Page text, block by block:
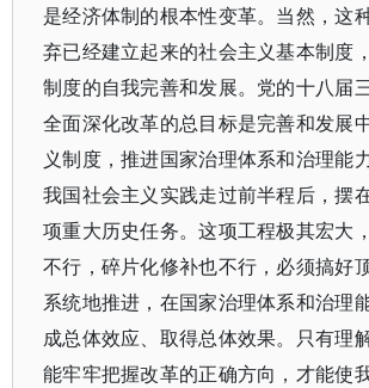
是经济体制的根本性变革。当然，这
弃已经建立起来的社会主义基本制度
制度的自我完善和发展。党的十八届
全面深化改革的总目标是完善和发展
义制度，推进国家治理体系和治理能
我国社会主义实践走过前半程后，摆
项重大历史任务。这项工程极其宏大
不行，碎片化修补也不行，必须搞好
系统地推进，在国家治理体系和治理
成总体效应、取得总体效果。只有理
能牢牢把握改革的正确方向，才能使